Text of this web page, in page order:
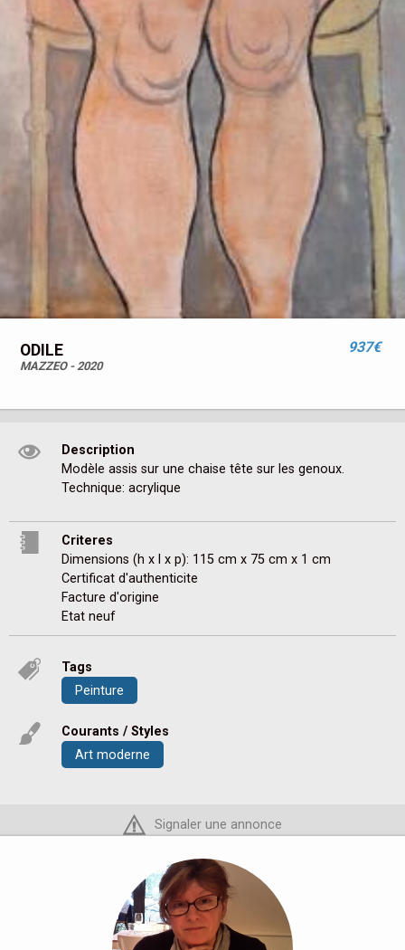
ODILE
MAZZEO - 2020
937€
Description
Modèle assis sur une chaise tête sur les genoux.
Technique: acrylique
Criteres
Dimensions (h x l x p): 115 cm x 75 cm x 1 cm
Certificat d'authenticite
Facture d'origine
Etat neuf
Tags
Peinture
Courants / Styles
Art moderne
Signaler une annonce